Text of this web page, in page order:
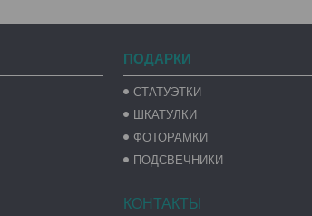
ПОДАРКИ
СТАТУЭТКИ
ШКАТУЛКИ
ФОТОРАМКИ
ПОДСВЕЧНИКИ